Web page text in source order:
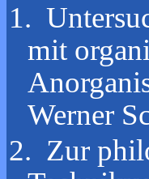
1.
mit
Werner
2. Zur